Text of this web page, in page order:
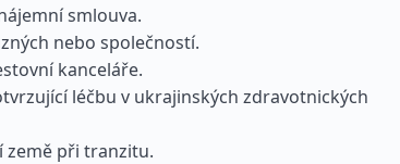
smlouva.
nebo společností.
kanceláře.
léčbu v ukrajinských zdravotnických
země při tranzitu.